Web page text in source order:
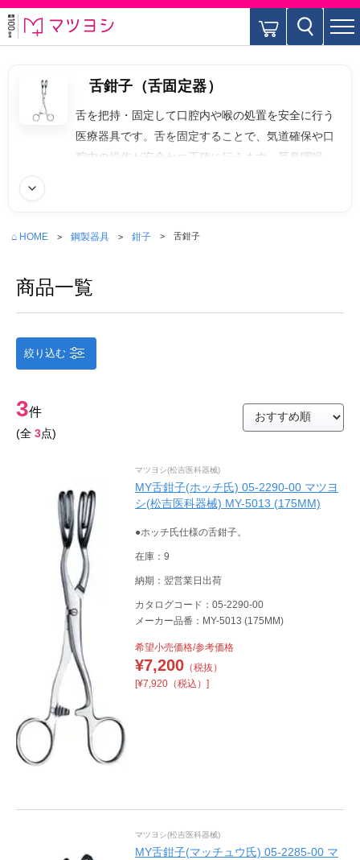
舌鉗子（舌固定器）
舌を把持・固定して口腔内や喉の処置を安全に行う
医療器具です。舌を固定することで、気道確保や口
腔内の操作が安全かつ正確に行えます。耳鼻咽喉科
頭鏡と併用されることもあります。
続きを読む
⌂ HOME 鋼製器具 鉗子 舌鉗子
商品一覧
絞り込む
3件
(全 3点)
マツヨシ(松吉医科器械)
MY舌鉗子(ホッチ氏) 05-2290-00 マツヨ
シ(松吉医科器械) MY-5013 (175MM)
●ホッチ氏仕様の舌鉗子。
在庫：9
納期：翌営業日出荷
カタログコード：05-2290-00
メーカー品番：MY-5013 (175MM)
希望小売価格/参考価格
¥7,200（税抜）
[¥7,920（税込）]
マツヨシ(松吉医科器械)
MY舌鉗子(マッチュウ氏) 05-2285-00 マ